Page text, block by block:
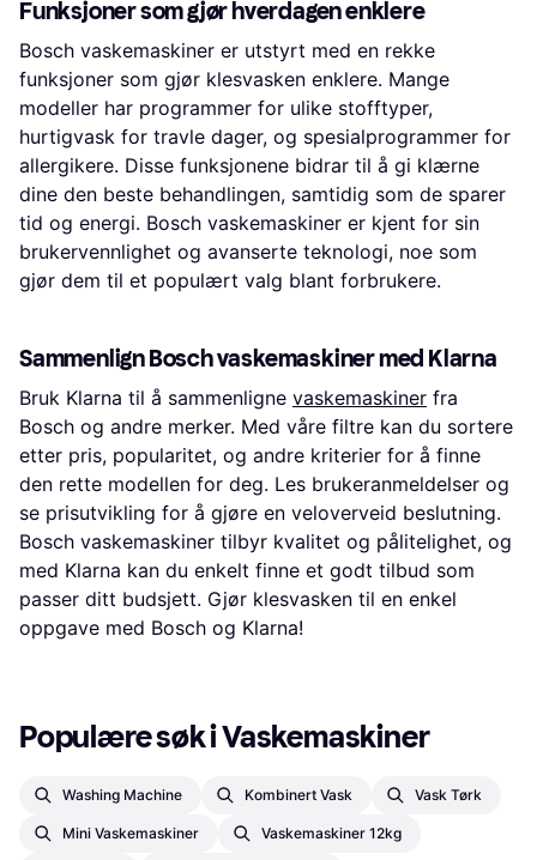
Funksjoner som gjør hverdagen enklere
Bosch vaskemaskiner er utstyrt med en rekke
funksjoner som gjør klesvasken enklere. Mange
modeller har programmer for ulike stofftyper,
hurtigvask for travle dager, og spesialprogrammer for
allergikere. Disse funksjonene bidrar til å gi klærne
dine den beste behandlingen, samtidig som de sparer
tid og energi. Bosch vaskemaskiner er kjent for sin
brukervennlighet og avanserte teknologi, noe som
gjør dem til et populært valg blant forbrukere.
Sammenlign Bosch vaskemaskiner med Klarna
Bruk Klarna til å sammenligne vaskemaskiner fra
Bosch og andre merker. Med våre filtre kan du sortere
etter pris, popularitet, og andre kriterier for å finne
den rette modellen for deg. Les brukeranmeldelser og
se prisutvikling for å gjøre en veloverveid beslutning.
Bosch vaskemaskiner tilbyr kvalitet og pålitelighet, og
med Klarna kan du enkelt finne et godt tilbud som
passer ditt budsjett. Gjør klesvasken til en enkel
oppgave med Bosch og Klarna!
Populære søk i Vaskemaskiner
Washing Machine Kombinert Vask Vask Tørk
Mini Vaskemaskiner Vaskemaskiner 12kg